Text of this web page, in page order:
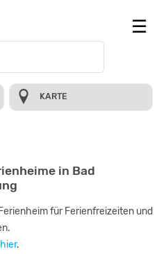
KARTE
in Bad
für Ferienfreizeiten und
hier.